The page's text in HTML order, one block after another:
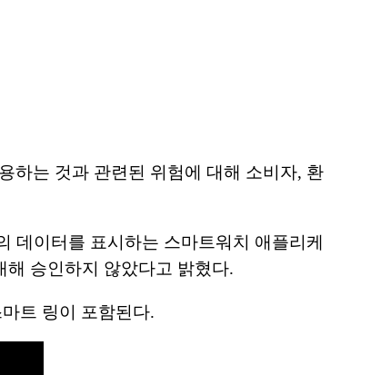
하는 것과 관련된 위험에 대해 소비자, 환
데이터를 표시하는 스마트워치 애플리케
승인하지 않았다고 밝혔다.
트 링이 포함된다.